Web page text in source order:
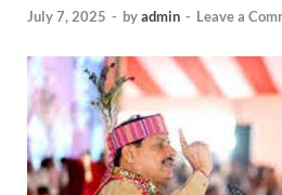
July 7, 2025 - byadmin - Leave a